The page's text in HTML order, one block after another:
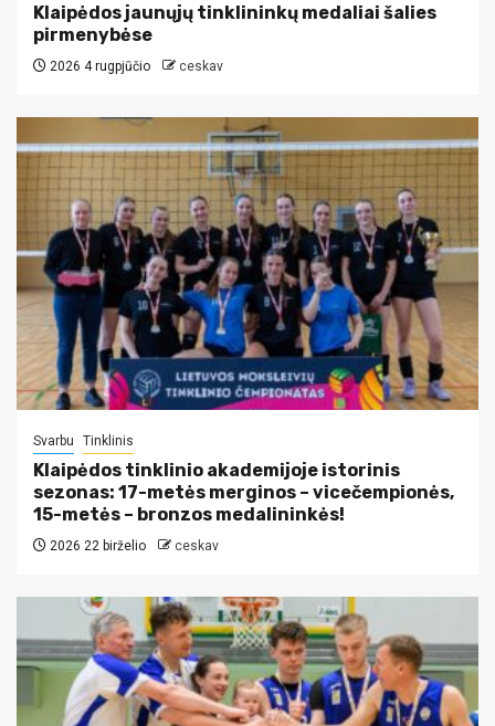
Klaipėdos jaunųjų tinklininkų medaliai šalies
pirmenybėse
2026 4 rugpjūčio ceskav
Svarbu Tinklinis
Klaipėdos tinklinio akademijoje istorinis
sezonas: 17-metės merginos – vicečempionės,
15-metės – bronzos medalininkės!
2026 22 birželio ceskav